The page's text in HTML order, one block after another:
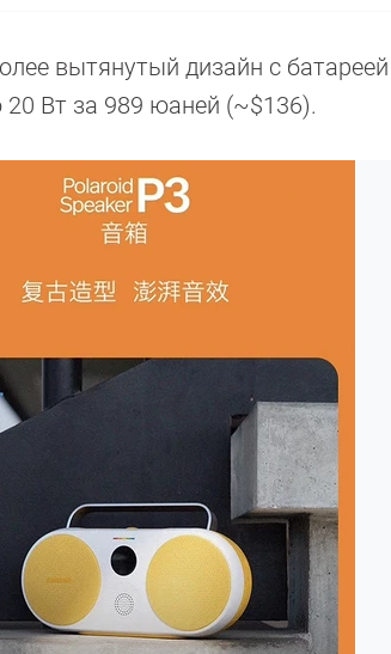
вытянутый дизайн с
Вт за 989 юаней (~$136).